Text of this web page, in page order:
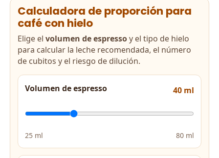
Calculadora de proporción para
café con hielo
Elige el volumen de espressoy el tipo de hielo
para calcular la leche recomendada, el número
de cubitos y el riesgo de dilución.
Volumen de espresso 40 ml
25 ml 80 ml